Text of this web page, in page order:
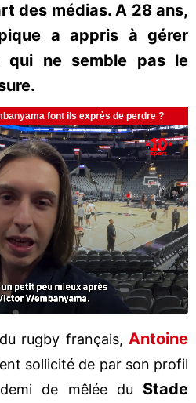
des médias. A 28 ans,
a appris à gérer
qui ne semble pas le
rugby français, Antoine
sollicité de par son profil
de mêlée du Stade